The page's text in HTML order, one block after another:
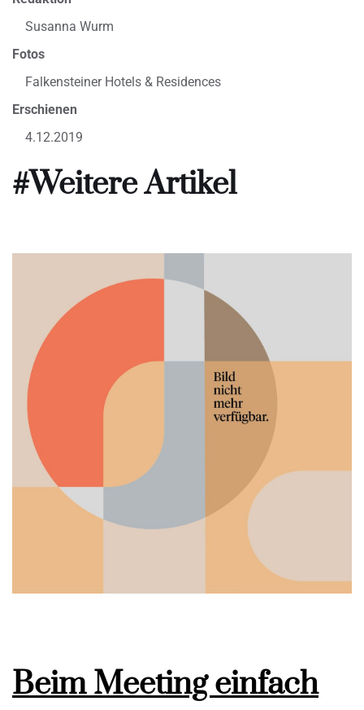
Susanna Wurm
Fotos
Falkensteiner Hotels & Residences
Erschienen
4.12.2019
#Weitere Artikel
Beim Meeting einfach